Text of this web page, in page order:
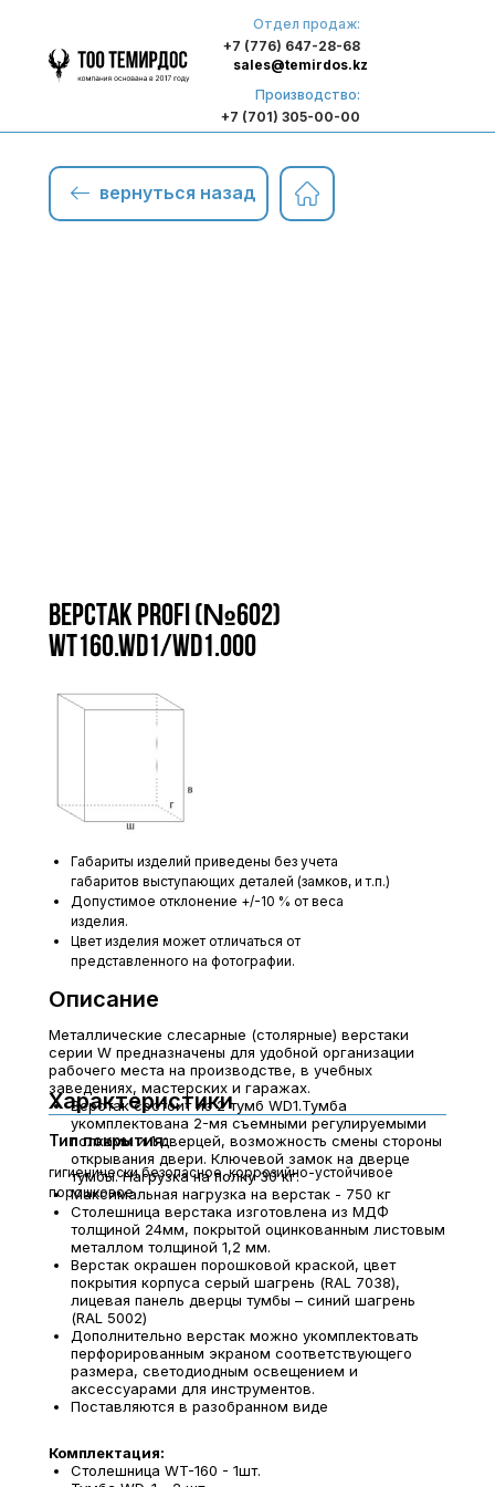
Отдел продаж:
+7 (776) 647-28-68
Производство:
+7 (701) 305-00-00
sales@temirdos.kz
вернуться назад
Верстак Profi (№602)
WT160.WD1/WD1.000
Описание
Металлические слесарные (столярные) верстаки
серии W предназначены для удобной организации
рабочего места на производстве, в учебных
заведениях, мастерских и гаражах.
Верстак состоит из 2 тумб WD1.Тумба
укомплектована 2-мя съемными регулируемыми
полками и 1 дверцей, возможность смены стороны
открывания двери. Ключевой замок на дверце
тумбы. Нагрузка на полку 30 кг.
Максимальная нагрузка на верстак - 750 кг
Столешница верстака изготовлена из МДФ
толщиной 24мм, покрытой оцинкованным листовым
металлом толщиной 1,2 мм.
Верстак окрашен порошковой краской, цвет
покрытия корпуса серый шагрень (RAL 7038),
лицевая панель дверцы тумбы – синий шагрень
(RAL 5002)
Дополнительно верстак можно укомплектовать
перфорированным экраном соответствующего
размера, светодиодным освещением и
аксессуарами для инструментов.
Поставляются в разобранном виде
Комплектация:
Столешница WT-160 - 1шт.
Габариты изделий приведены без учета
габаритов выступающих деталей (замков, и т.п.)
Допустимое отклонение +/-10 % от веса
изделия.
Цвет изделия может отличаться от
представленного на фотографии.
Характеристики
гигиенически безопасное, коррозийно-устойчивое
порошковое
Тип покрытия: